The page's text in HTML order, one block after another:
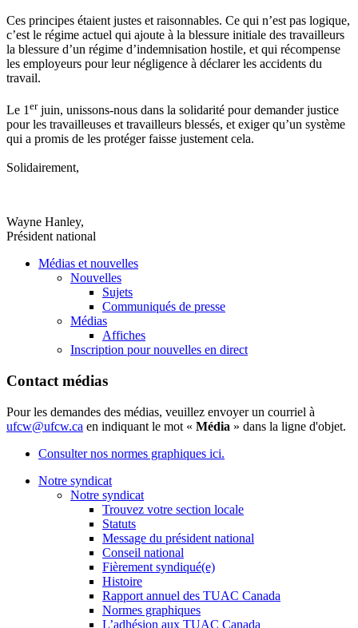
Ces principes étaient justes et raisonnables. Ce qui n’est pas logique,
c’est le régime actuel qui ajoute à la blessure initiale des travailleurs
la blessure d’un régime d’indemnisation hostile, et qui récompense
les employeurs pour leur négligence à déclarer les accidents du
travail.
Le 1 erjuin, unissons-nous dans la solidarité pour demander justice
pour les travailleuses et travailleurs blessés, et exiger qu’un système
qui a promis de les protéger faisse justement cela.
Solidairement,
Wayne Hanley,
Président national
Médias et nouvelles
Nouvelles
Sujets
Communiqués de presse
Médias
Affiches
Inscription pour nouvelles en direct
Contact médias
Pour les demandes des médias, veuillez envoyer un courriel à
ufcw@ufcw.ca en indiquant le mot « Média » dans la ligne d'objet.
Consulter nos normes graphiques ici.
Notre syndicat
Notre syndicat
Trouvez votre section locale
Statuts
Message du président national
Conseil national
Fièrement syndiqué(e)
Histoire
Rapport annuel des TUAC Canada
Normes graphiques
L’adhésion aux TUAC Canada